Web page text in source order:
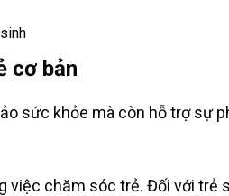
cơ bản
sức khỏe mà còn hỗ trợ sự
việc chăm sóc trẻ. Đối với